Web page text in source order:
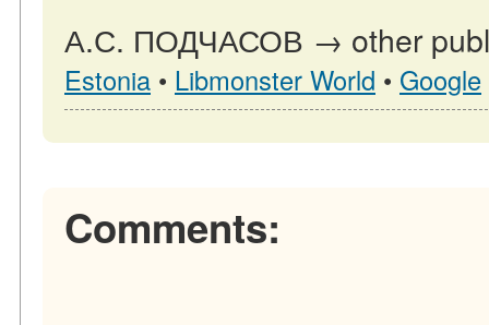
А.С. ПОДЧАСОВ → other
Estonia • Libmonster World • Google
Comments: